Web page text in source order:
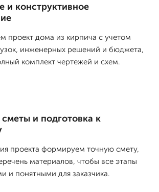
и конструктивное
проект дома из кирпича с учетом
инженерных решений и бюджета,
комплект чертежей и схем.
и подготовка к
проекта формируем точную смету,
материалов, чтобы все этапы
и понятными для заказчика.